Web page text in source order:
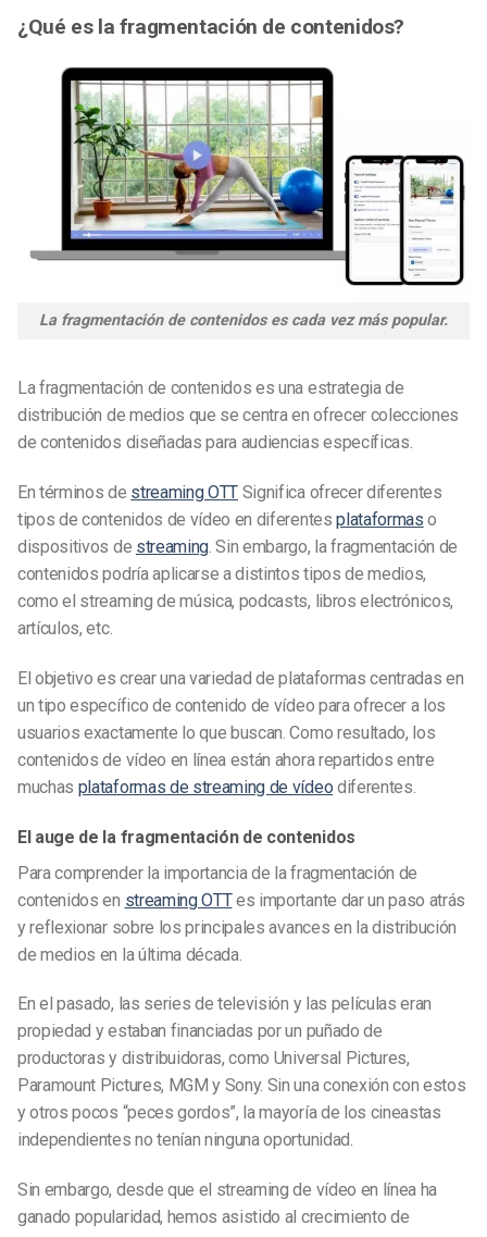
¿Qué es la fragmentación de contenidos?
La fragmentación de contenidos es cada vez más popular.
La fragmentación de contenidos es una estrategia de
distribución de medios que se centra en ofrecer colecciones
de contenidos diseñadas para audiencias específicas.
En términos de streaming OTT Significa ofrecer diferentes
tipos de contenidos de vídeo en diferentesplataformas o
dispositivos de streaming. Sin embargo, la fragmentación de
contenidos podría aplicarse a distintos tipos de medios,
como el streaming de música, podcasts, libros electrónicos,
artículos, etc.
El objetivo es crear una variedad de plataformas centradas en
un tipo específico de contenido de vídeo para ofrecer a los
usuarios exactamente lo que buscan. Como resultado, los
contenidos de vídeo en línea están ahora repartidos entre
muchas plataformas de streaming de vídeo diferentes.
El auge de la fragmentación de contenidos
Para comprender la importancia de la fragmentación de
contenidos en streaming OTTes importante dar un paso atrás
y reflexionar sobre los principales avances en la distribución
de medios en la última década.
En el pasado, las series de televisión y las películas eran
propiedad y estaban financiadas por un puñado de
productoras y distribuidoras, como Universal Pictures,
Paramount Pictures, MGM y Sony. Sin una conexión con estos
y otros pocos “peces gordos”, la mayoría de los cineastas
independientes no tenían ninguna oportunidad.
Sin embargo, desde que el streaming de vídeo en línea ha
ganado popularidad, hemos asistido al crecimiento de